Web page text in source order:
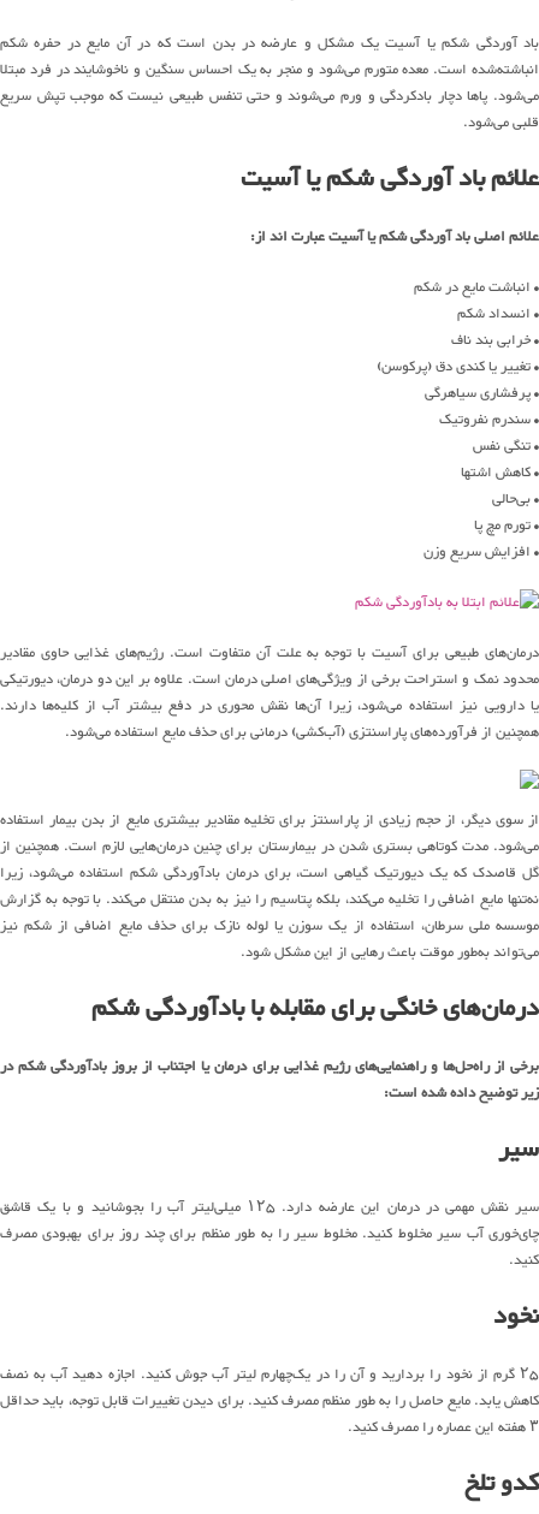
باد آوردگی شکم یا آسیت یک مشکل و عارضه در بدن است که در آن مایع در حفره شکم
انباشته‌شده است. معده متورم می‌شود و منجر به یک احساس سنگین و ناخوشایند در فرد مبتلا
می‌شود. پاها دچار بادکردگی و ورم می‌شوند و حتی تنفس طبیعی نیست که موجب تپش سریع
قلبی می‌شود.
علائم باد آوردگی شکم یا آسیت
علائم اصلی باد آوردگی شکم یا آسیت عبارت اند از:
• انباشت مایع در شکم
• انسداد شکم
• خرابی بند ناف
• تغییر یا کندی دق (پرکوسن)
• پرفشاری سیاهرگی
• سندرم نفروتیک
• تنگی نفس
• کاهش اشتها
• بی‌حالی
• تورم مچ پا
• افزایش سریع وزن
درمان‌های طبیعی برای آسیت با توجه به علت آن متفاوت است. رژیم‌های غذایی حاوی مقادیر
محدود نمک و استراحت برخی از ویژگی‌های اصلی درمان است. علاوه بر این دو درمان، دیورتیکی
یا دارویی نیز استفاده می‌شود، زیرا آن‌ها نقش محوری در دفع بیشتر آب از کلیه‌ها دارند.
همچنین از فرآورده‌های پاراسنتزی (آب‌کشی) درمانی برای حذف مایع استفاده می‌شود.
از سوی دیگر، از حجم زیادی از پاراسنتز برای تخلیه مقادیر بیشتری مایع از بدن بیمار استفاده
می‌شود. مدت کوتاهی بستری شدن در بیمارستان برای چنین درمان‌هایی لازم است. همچنین از
گل قاصدک که یک دیورتیک گیاهی است، برای درمان بادآوردگی شکم استفاده می‌شود، زیرا
نه‌تنها مایع اضافی را تخلیه می‌کند، بلکه پتاسیم را نیز به بدن منتقل می‌کند. با توجه به گزارش
موسسه ملی سرطان، استفاده از یک سوزن یا لوله نازک برای حذف مایع اضافی از شکم نیز
می‌تواند به‌طور موقت باعث رهایی از این مشکل شود.
درمان‌های خانگی برای مقابله با بادآوردگی شکم
برخی از راه‌حل‌ها و راهنمایی‌های رژیم غذایی برای درمان یا اجتناب از بروز بادآوردگی شکم در
زیر توضیح داده‌ شده است:
سیر
سیر نقش مهمی در درمان این عارضه دارد. ۱۲۵ میلی‌لیتر آب را بجوشانید و با یک قاشق
چای‌خوری آب سیر مخلوط‌ کنید. مخلوط سیر را به ‌طور منظم برای چند روز برای بهبودی مصرف
کنید.
نخود
۲۵ گرم از نخود را بردارید و آن را در یک‌چهارم لیتر آب جوش کنید. اجازه دهید آب به نصف
کاهش یابد. مایع حاصل را به ‌طور منظم مصرف کنید. برای دیدن تغییرات قابل ‌توجه، باید حداقل
۳ هفته این عصاره را مصرف کنید.
کدو تلخ